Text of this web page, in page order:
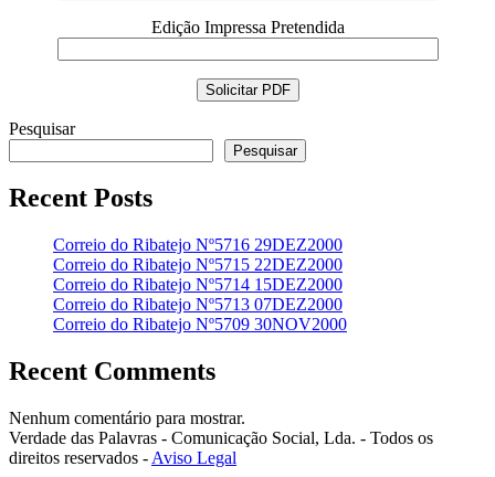
Edição Impressa Pretendida
Pesquisar
Pesquisar
Recent Posts
Correio do Ribatejo Nº5716 29DEZ2000
Correio do Ribatejo Nº5715 22DEZ2000
Correio do Ribatejo Nº5714 15DEZ2000
Correio do Ribatejo Nº5713 07DEZ2000
Correio do Ribatejo Nº5709 30NOV2000
Recent Comments
Nenhum comentário para mostrar.
Verdade das Palavras - Comunicação Social, Lda. - Todos os
direitos reservados - Aviso Legal